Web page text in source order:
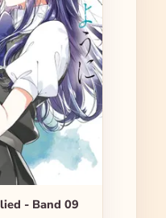
- Band 09